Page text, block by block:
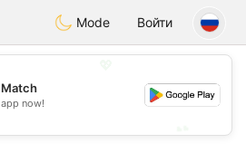
WeshrakMode Войти
💕
now!